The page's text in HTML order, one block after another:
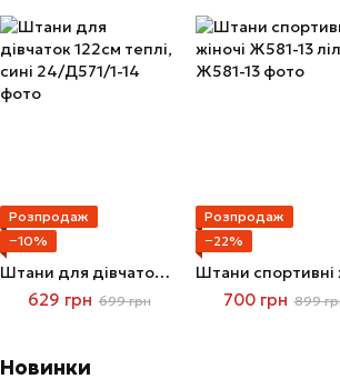
Розпродаж
−10%
Штани для дівчаток 122см теплі, сині
629 грн 699 грн
Розпродаж
−22%
700 грн 899
Новинки